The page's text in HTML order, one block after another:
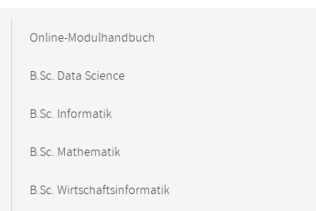
NavigationOnline-Modulhandbuch
B.Sc. Data Science
B.Sc. Informatik
B.Sc. Mathematik
B.Sc. Wirtschaftsinformatik